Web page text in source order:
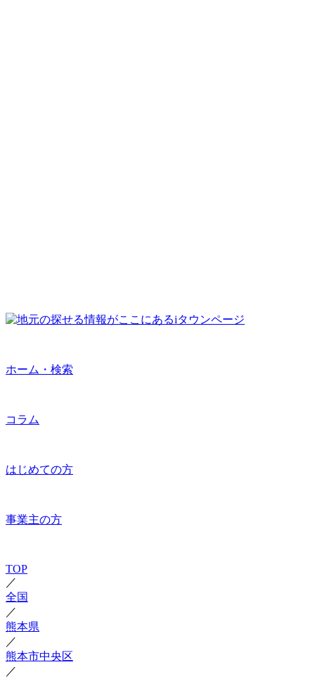
ホーム・検索
コラム
はじめての方
事業主の方
TOP
／
全国
／
熊本県
／
熊本市中央区
／